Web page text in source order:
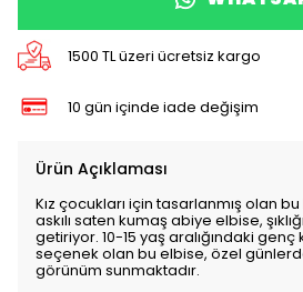
1500 TL üzeri ücretsiz kargo
10 gün içinde iade değişim
Ürün Açıklaması
Kız çocukları için tasarlanmış olan
askılı saten kumaş abiye elbise,
getiriyor. 10-15 yaş aralığındaki genç
seçenek olan bu elbise, özel
görünüm sunmaktadır.